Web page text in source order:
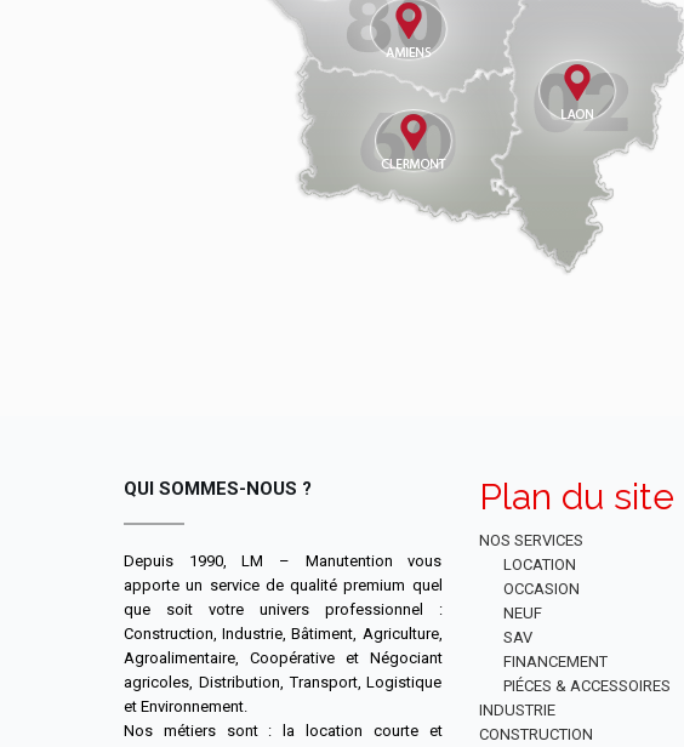
QUI SOMMES-NOUS ?
Depuis 1990, LM – Manutention vous
apporte un service de qualité premium quel
que soit votre univers professionnel :
Construction, Industrie, Bâtiment, Agriculture,
Agroalimentaire, Coopérative et Négociant
agricoles, Distribution, Transport, Logistique
et Environnement.
Nos métiers sont : la location courte et
Plan du site
NOS SERVICES
LOCATION
OCCASION
NEUF
SAV
FINANCEMENT
PIÉCES & ACCESSOIRES
INDUSTRIE
CONSTRUCTION